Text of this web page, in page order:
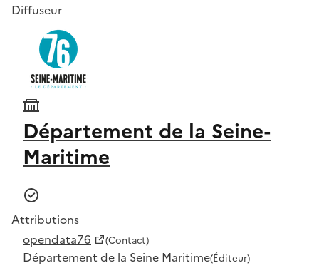
Diffuseur
Département de la Seine-
Maritime
Attributions
opendata76
(Contact)
Département de la Seine Maritime(Éditeur)